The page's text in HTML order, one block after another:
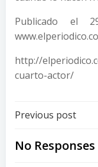
Publicado el
http://
cuarto-actor/
Post
Previous post
No Responses